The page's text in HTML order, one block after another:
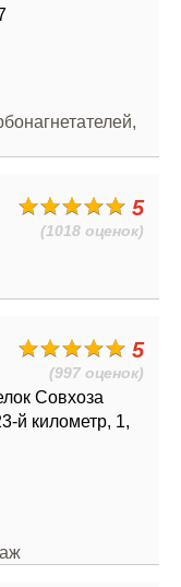
5
(1018 оценок)
5
(997 оценок)
Совхоза
й километр, 1,